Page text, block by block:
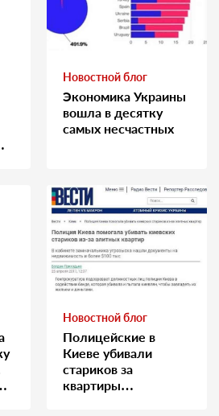
Новостной блог
Экономика Украины
вошла в десятку
самых несчастных
Новостной блог
Полицейские в
Киеве убивали
стариков за
квартиры…